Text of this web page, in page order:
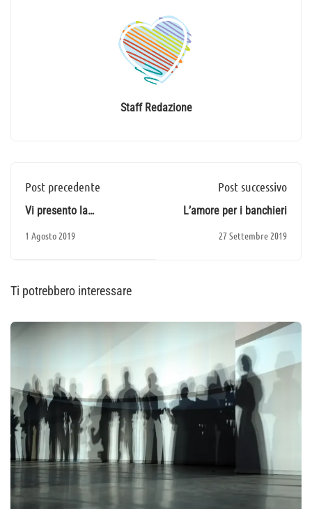
Staff Redazione
Post precedente
Vi presento la
1 Agosto 2019
Post successivo
L’amore per i banchieri
27 Settembre 2019
Ti potrebbero interessare